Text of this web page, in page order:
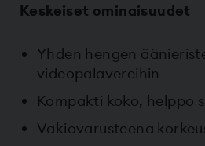
Keskeiset ominaisuudet
Yhden hengen
videopalavereihin
Kompakti koko, helppo
Vakiovarusteena